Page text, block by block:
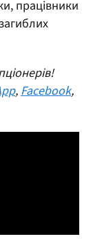
працівники
,Facebook,